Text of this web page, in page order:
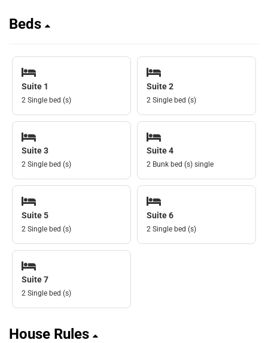
Beds
Suite 1
2 Single bed (s)
Suite 2
2 Single bed (s)
Suite 3
2 Single bed (s)
Suite 4
2 Bunk bed (s) single
Suite 5
2 Single bed (s)
Suite 6
2 Single bed (s)
Suite 7
2 Single bed (s)
House Rules